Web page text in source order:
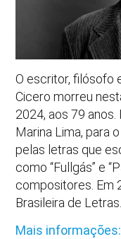
O escritor, filósofo
Cicero morreu
2024, aos 79
Marina Lima, para
pelas letras que
como “Fullgás” e
compositores. Em
Brasileira de Letras.
Mais